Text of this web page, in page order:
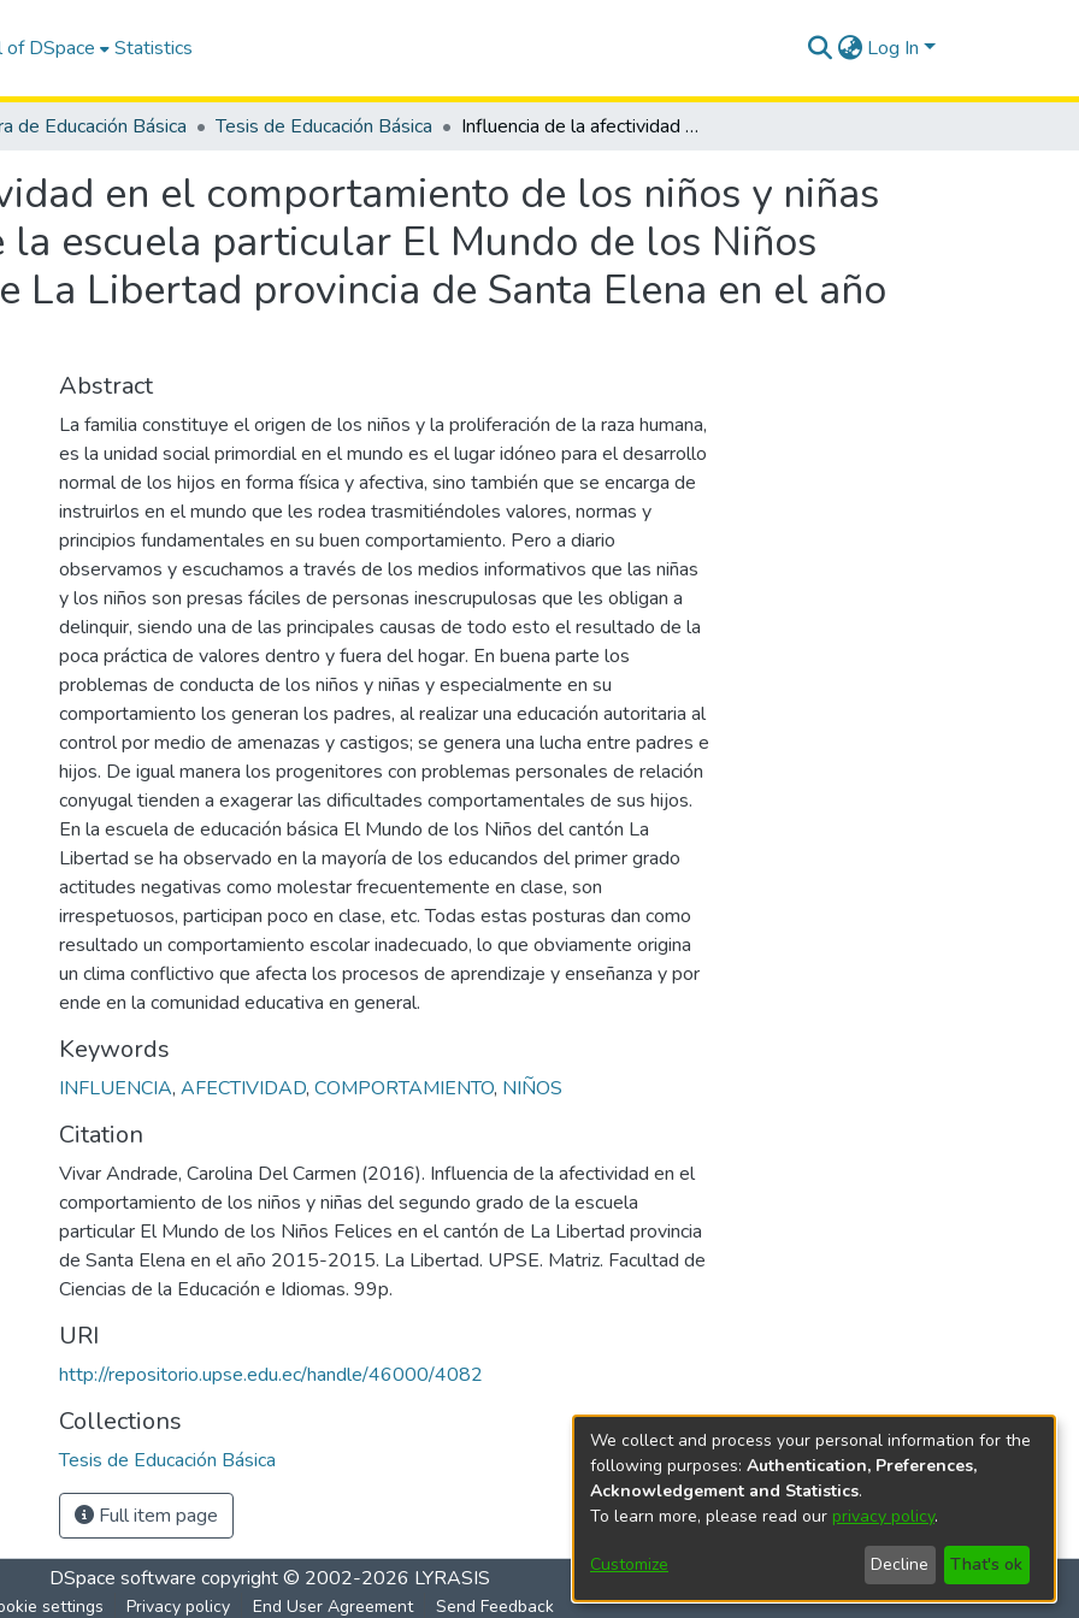
of DSpace Statistics Log In
de Educación Básica Tesis de Educación Básica Influencia de la afectividad en el comportamiento de los niños y niñas del segundo grado de la escuela particular El Mundo de los Niños Felices en el cantón de La Libertad provincia de Santa Elena en el año 2015-2015.
en el comportamiento de los niños y niñas
escuela particular El Mundo de los Niños
La Libertad provincia de Santa Elena en el año
Abstract
La familia constituye el origen de los niños y la proliferación de la raza humana,
es la unidad social primordial en el mundo es el lugar idóneo para el desarrollo
normal de los hijos en forma física y afectiva, sino también que se encarga de
instruirlos en el mundo que les rodea trasmitiéndoles valores, normas y
principios fundamentales en su buen comportamiento. Pero a diario
observamos y escuchamos a través de los medios informativos que las niñas
y los niños son presas fáciles de personas inescrupulosas que les obligan a
delinquir, siendo una de las principales causas de todo esto el resultado de la
poca práctica de valores dentro y fuera del hogar. En buena parte los
problemas de conducta de los niños y niñas y especialmente en su
comportamiento los generan los padres, al realizar una educación autoritaria al
control por medio de amenazas y castigos; se genera una lucha entre padres e
hijos. De igual manera los progenitores con problemas personales de relación
conyugal tienden a exagerar las dificultades comportamentales de sus hijos.
En la escuela de educación básica El Mundo de los Niños del cantón La
Libertad se ha observado en la mayoría de los educandos del primer grado
actitudes negativas como molestar frecuentemente en clase, son
irrespetuosos, participan poco en clase, etc. Todas estas posturas dan como
resultado un comportamiento escolar inadecuado, lo que obviamente origina
un clima conflictivo que afecta los procesos de aprendizaje y enseñanza y por
ende en la comunidad educativa en general.
Keywords
INFLUENCIA, AFECTIVIDAD, COMPORTAMIENTO, NIÑOS
Citation
Vivar Andrade, Carolina Del Carmen (2016). Influencia de la afectividad en el
comportamiento de los niños y niñas del segundo grado de la escuela
particular El Mundo de los Niños Felices en el cantón de La Libertad provincia
de Santa Elena en el año 2015-2015. La Libertad. UPSE. Matriz. Facultad de
Ciencias de la Educación e Idiomas. 99p.
URI
http://repositorio.upse.edu.ec/handle/46000/4082
Collections
Tesis de Educación Básica
Full item page
DSpace software copyright © 2002-2026 LYRASIS
settings Privacy policy End User Agreement Send Feedback
We collect and process your personal information for the
following purposes: Authentication, Preferences,
Acknowledgement and Statistics.
To learn more, please read our privacy policy.
Customize Decline That's ok